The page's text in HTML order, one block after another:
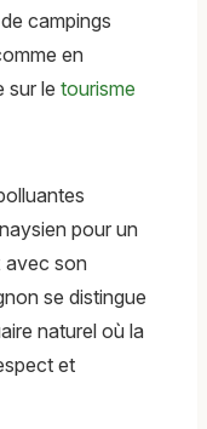
campings
en
sur le tourisme
pour un
avec son
se distingue
naturel où la
et